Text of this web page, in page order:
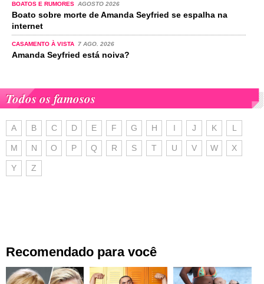
BOATOS E RUMORES AGOSTO 2026
Boato sobre morte de Amanda Seyfried se espalha na
internet
CASAMENTO À VISTA 7 AGO. 2026
Amanda Seyfried está noiva?
Todos os famosos
A B C D E F G H I J K L
M N O P Q R S T U V W X
Y Z
Recomendado para você